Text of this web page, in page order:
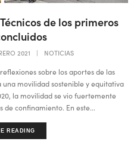
de los primeros
2021 | NOTICIAS
sobre los aportes de las
una movilidad sostenible y equitativa
la movilidad se vio fuertemente
de confinamiento. En este...
READING